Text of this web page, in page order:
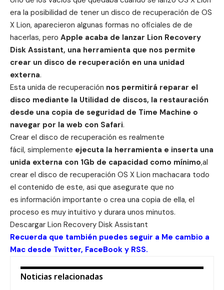
era la posibilidad de tener un disco de recuperación de OS
X Lion, aparecieron algunas formas no oficiales de de
hacerlas, pero Apple acaba de lanzar Lion Recovery
Disk Assistant, una herramienta que nos permite
crear un disco de recuperación en una unidad
externa.
Esta unida de recuperación nos permitirá reparar el
disco mediante la Utilidad de discos, la restauración
desde una copia de seguridad de Time Machine o
navegar por la web con Safari.
Crear el disco de recuperación es realmente
fácil, simplemente ejecuta la herramienta e inserta una
unida externa con 1Gb de capacidad como mínimo,al
crear el disco de recuperación OS X Lion machacara todo
el contenido de este, asi que asegurate que no
es información importante o crea una copia de ella, el
proceso es muy intuitivo y durara unos minutos.
Descargar Lion Recovery Disk Assistant
Recuerda que también puedes seguir a Me cambio a
Mac desde Twitter, FaceBook y RSS.
Noticias relacionadas